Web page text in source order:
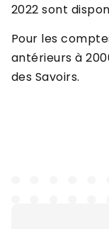
2022 sont
Pour les
antérieurs à
des Savoirs.